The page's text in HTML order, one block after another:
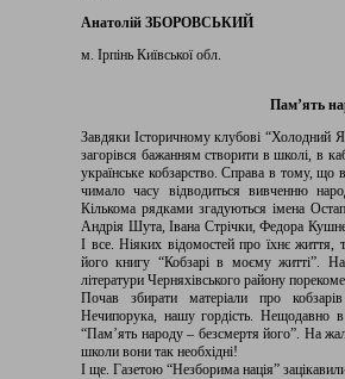
Анатолій ЗБОРОВСЬКИЙ
м. Ірпінь Київської обл.
Пам’ять
Завдяки Історичному клубові “Холодний
загорівся бажанням створити в школі, в
українське кобзарство. Справа в тому, що в
чимало часу відводиться вивченню
Кількома рядками згадуються імена
Андрія Шута, Івана Стрічки, Федора
І все. Ніяких відомостей про їхнє
його книгу “Кобзарі в моєму житті”. На
літератури Черняхівського району
Почав збирати матеріали про
Нечипорука, нашу гордість. Нещодавно
“Пам’ять народу – безсмертя його”. На
школи вони так необхідні!
І ще. Газетою “Незборима нація”